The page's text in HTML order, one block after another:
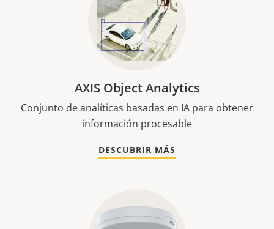
AXIS Object Analytics
Conjunto de analíticas basadas en IA para obtener
información procesable
DESCUBRIR MÁS